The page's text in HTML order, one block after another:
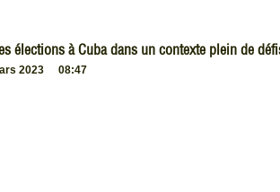
élections à Cuba dans un contexte plein de
2023 08:47